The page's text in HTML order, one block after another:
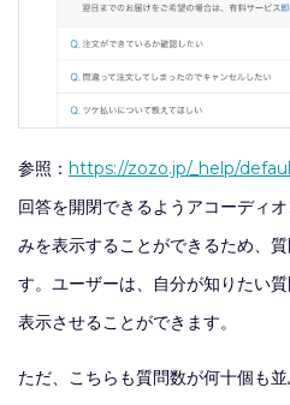
参照： https://zozo.jp/_help/
回答を開閉できるようアコーディ
みを表示することができるため、
す。ユーザーは、自分が知りたい
表示させることができます。
ただ、こちらも質問数が何十個も